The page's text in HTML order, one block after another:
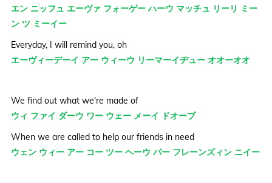
エン ニッフュ エーヴァ フォーゲー ハーウ マッチュ リーリ ミー
ン ツ ミーイー
Everyday, I will remind you, oh
エーヴィーデーイ アー ウィーウ リーマーイヂュー オオーオオ
We find out what we're made of
ウィ ファイ ダーウ ワー ウェー メーイ ドオーブ
When we are called to help our friends in need
ウェン ウィー アー コー ツー ヘーウ パー フレーンズィン ニイー